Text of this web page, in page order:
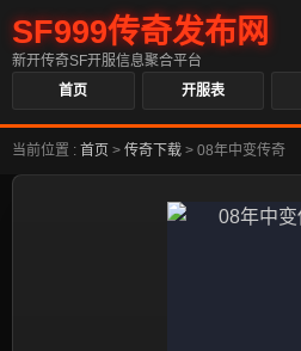
SF999传奇发布网
新开传奇SF开服信息聚合平台
首页
开服表
当前位置 : 首页 > 传奇下载 > 08年中变传奇